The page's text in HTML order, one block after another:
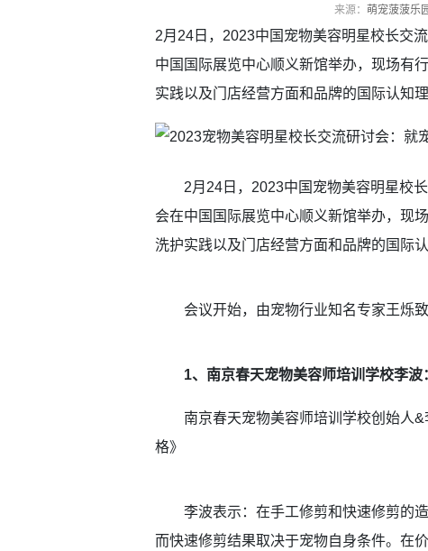
来源： 萌宠菠菠乐
2月24日，2023中国宠物美容明星校长交
中国国际展览中心顺义新馆举办，现场有
实践以及门店经营方面和品牌的国际认知
2月24日，2023中国宠物美容明星校长
会在中国国际展览中心顺义新馆举办，现
洗护实践以及门店经营方面和品牌的国际
会议开始，由宠物行业知名专家王烁
1、南京春天宠物美容师培训学校李
南京春天宠物美容师培训学校创始人&
格》
李波表示：在手工修剪和快速修剪的造
而快速修剪结果取决于宠物自身条件。在